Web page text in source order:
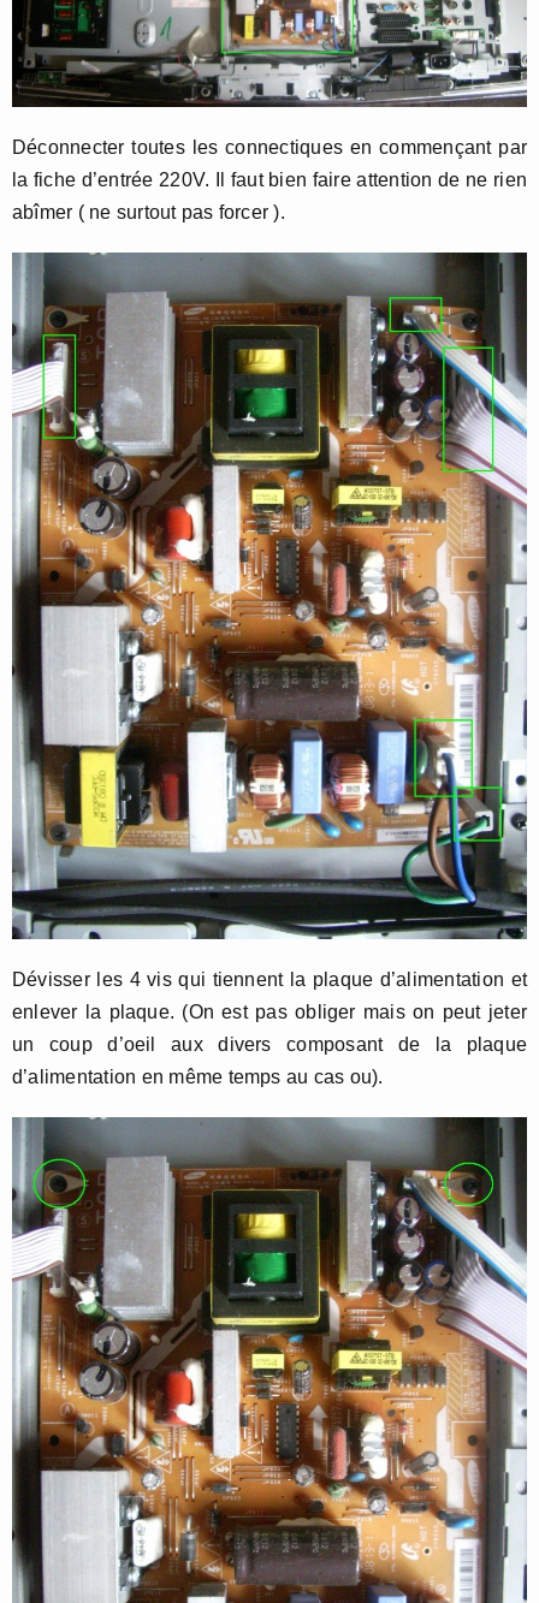
Déconnecter toutes les connectiques en commençant par
la fiche d’entrée 220V. Il faut bien faire attention de ne rien
abîmer ( ne surtout pas forcer ).
Dévisser les 4 vis qui tiennent la plaque d’alimentation et
enlever la plaque. (On est pas obliger mais on peut jeter
un coup d’oeil aux divers composant de la plaque
d’alimentation en même temps au cas ou).